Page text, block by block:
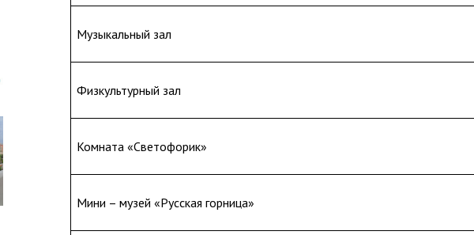
Музыкальный зал
Физкультурный зал
Комната «Светофорик»
Мини – музей «Русская горница»